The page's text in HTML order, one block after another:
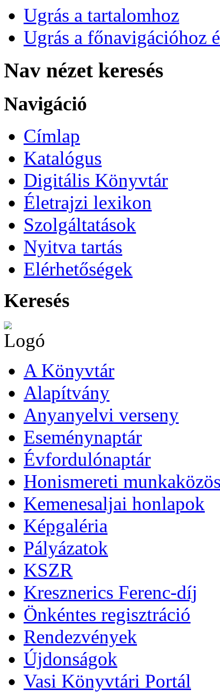
Ugrás a tartalomhoz
Ugrás a főnavigációhoz
Nav nézet keresés
Navigáció
Címlap
Katalógus
Digitális Könyvtár
Életrajzi lexikon
Szolgáltatások
Nyitva tartás
Elérhetőségek
Keresés
A Könyvtár
Alapítvány
Anyanyelvi verseny
Eseménynaptár
Évfordulónaptár
Honismereti
Kemenesaljai honlapok
Képgaléria
Pályázatok
KSZR
Kresznerics Ferenc-díj
Önkéntes regisztráció
Rendezvények
Újdonságok
Vasi Könyvtári Portál